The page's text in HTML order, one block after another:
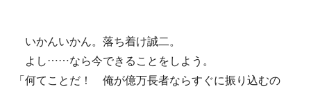
いかんいかん。落ち着け誠二。
よし……なら今できることをしよう。
「何てことだ！ 俺が億万長者ならすぐに振り込むの